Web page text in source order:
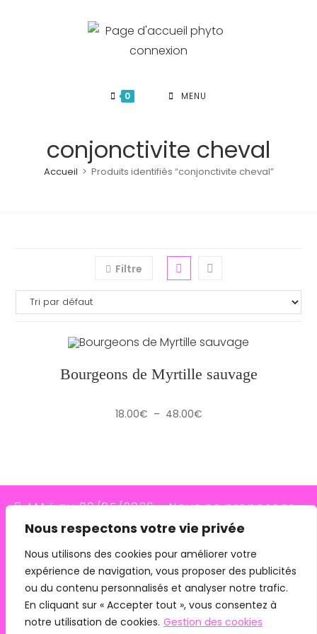
Nous respectons votre vie privée
Nous utilisons des cookies pour améliorer votre
expérience de navigation, vous proposer des publicités
ou du contenu personnalisés et analyser notre trafic.
En cliquant sur « Accepter tout », vous consentez à
notre utilisation de cookies. Gestion des cookies
MAJ au 09/05/2026 - Nous ne proposons
plus le transporteur Relais Colis (placés en
redressement judiciaire le 10/03/26, ils
n'assurent plus les livraisons depuis le
07/05/26). Pour les commandes avec
remise en main propre, merci de me
0 MENU
conjonctivite cheval
Accueil > Produits identifiés “conjonctivite cheval”
Filtre
Bourgeons de Myrtille sauvage
18.00€ – 48.00€Plage